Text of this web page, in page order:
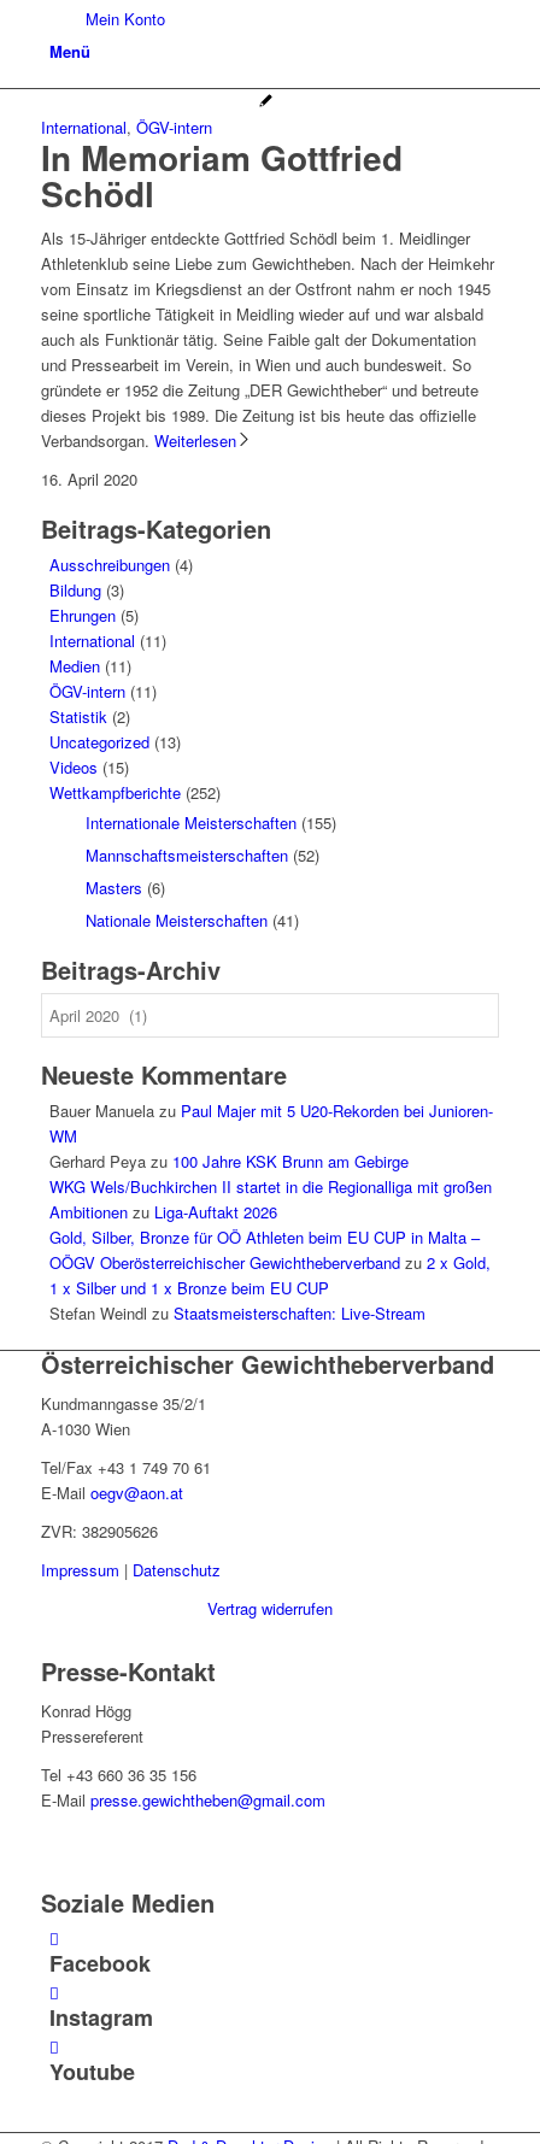
Mein Konto
Menü
International, ÖGV-intern
In Memoriam Gottfried
Schödl
Als 15-Jähriger entdeckte Gottfried Schödl beim 1. Meidlinger
Athletenklub seine Liebe zum Gewichtheben. Nach der Heimkehr
vom Einsatz im Kriegsdienst an der Ostfront nahm er noch 1945
seine sportliche Tätigkeit in Meidling wieder auf und war alsbald
auch als Funktionär tätig. Seine Faible galt der Dokumentation
und Pressearbeit im Verein, in Wien und auch bundesweit. So
gründete er 1952 die Zeitung „DER Gewichtheber“ und betreute
dieses Projekt bis 1989. Die Zeitung ist bis heute das offizielle
Verbandsorgan. Weiterlesen
16. April 2020
Beitrags-Kategorien
Ausschreibungen(4)
Bildung(3)
Ehrungen(5)
International (11)
Medien(11)
ÖGV-intern(11)
Statistik(2)
Uncategorized(13)
Videos (15)
Wettkampfberichte(252)
Internationale Meisterschaften(155)
Mannschaftsmeisterschaften(52)
Masters (6)
Nationale Meisterschaften(41)
Beitrags-Archiv
Archiv
Neueste Kommentare
Bauer Manuelazu Paul Majer mit 5 U20-Rekorden bei Junioren-
WM
Gerhard Peyazu 100 Jahre KSK Brunn am Gebirge
WKG Wels/Buchkirchen II startet in die Regionalliga mit großen
Ambitionenzu Liga-Auftakt 2026
Gold, Silber, Bronze für OÖ Athleten beim EU CUP in Malta –
OÖGV Oberösterreichischer Gewichtheberverbandzu 2 x Gold,
1 x Silber und 1 x Bronze beim EU CUP
Stefan Weindl zu Staatsmeisterschaften: Live-Stream
Österreichischer Gewichtheberverband
Kundmanngasse 35/2/1
A-1030 Wien
Tel/Fax +43 1 749 70 61
E-Mail oegv@aon.at
ZVR: 382905626
Impressum | Datenschutz
Vertrag widerrufen
Presse-Kontakt
Konrad Högg
Pressereferent
Tel +43 660 36 35 156
E-Mail presse.gewichtheben@gmail.com
Soziale Medien
Facebook
Instagram
Youtube